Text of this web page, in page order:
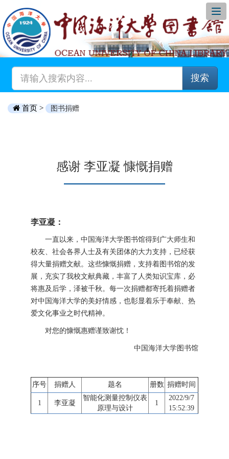
搜索
首页 > 图书捐赠
感谢 李亚凝 慷慨捐赠
李亚凝：
一直以来，中国海洋大学图书馆得到广大师生和
校友、社会各界人士及有关团体的大力支持，已经获
得大量捐赠文献。这些慷慨捐赠，支持着图书馆的发
展，充实了我校文献典藏，丰富了人类知识宝库，必
将惠及后学，泽被千秋。每一次捐赠都寄托着捐赠者
对中国海洋大学的美好情感，也彰显着乐于奉献、热
爱文化事业之时代精神。
对您的慷慨惠赠谨致谢忱！
中国海洋大学图书馆
序号 捐赠人 题名 册数 捐赠时间
1 李亚凝
智能化测量控制仪表
原理与设计
1
2022/9/7
15:52:39